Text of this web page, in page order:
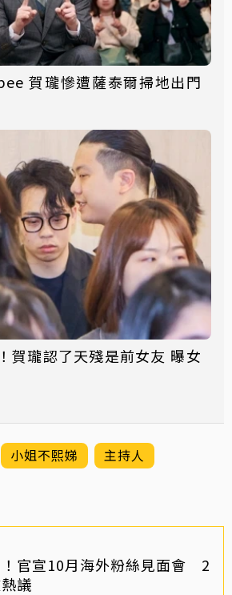
賀瓏慘遭薩泰爾掃地出門
瓏認了天殘是前女友 曝女
小姐不熙娣
主持人
官宣10月海外粉絲見面會 2
議